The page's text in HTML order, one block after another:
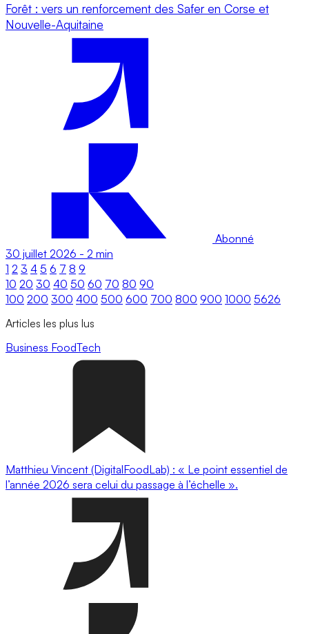
Forêt : vers un renforcement des Safer en Corse et
Nouvelle-Aquitaine
Abonné
30 juillet 2026 - 2 min
1 2 3 4 5 6 7 8 9
10 20 30 40 50 60 70 80 90
100 200 300 400 500 600 700 800 900 1000 5626
Articles les plus lus
Business FoodTech
Matthieu Vincent (DigitalFoodLab) : « Le point essentiel de
l’année 2026 sera celui du passage à l’échelle ».